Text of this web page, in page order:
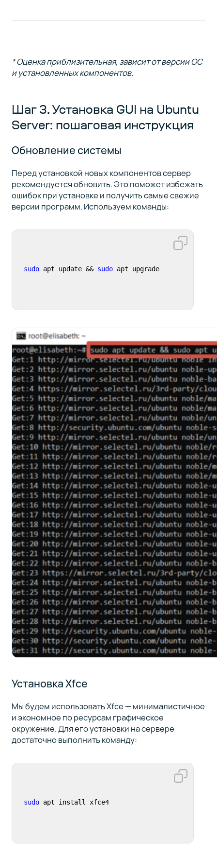
* Оценка приблизительная, зависит от версии ОС
и установленных компонентов.
Шаг 3. Установка GUI на Ubuntu
Server: пошаговая инструкция
Обновление системы
Перед установкой новых компонентов сервер
рекомендуется обновить. Это поможет избежать
ошибок при установке и получить самые свежие
версии программ. Используем команды:
sudo apt update && sudo apt upgrade
Установка Xfce
Мы будем использовать Xfce — минималистичное
и экономное по ресурсам графическое
окружение. Для его установки на сервере
достаточно выполнить команду:
sudo apt install xfce4